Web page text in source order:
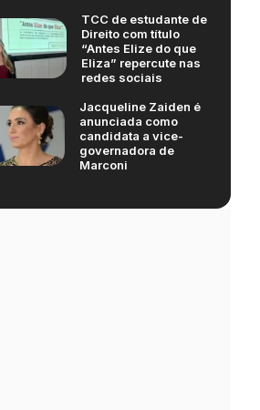
TCC de estudante de
Direito com título
“Antes Elize do que
Eliza” repercute nas
redes sociais
Jacqueline Zaiden é
anunciada como
candidata a vice-
governadora de
Marconi